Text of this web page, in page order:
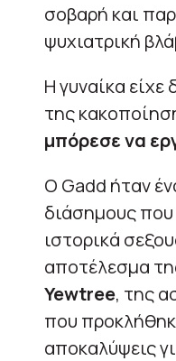
σοβαρή και
ψυχιατρική
Η γυναίκα είχε
της
μπόρεσε να
Ο Gadd ήταν
διάσημους
ιστορικά
αποτέλεσμα
Yewtree, της
που
αποκαλύψεις